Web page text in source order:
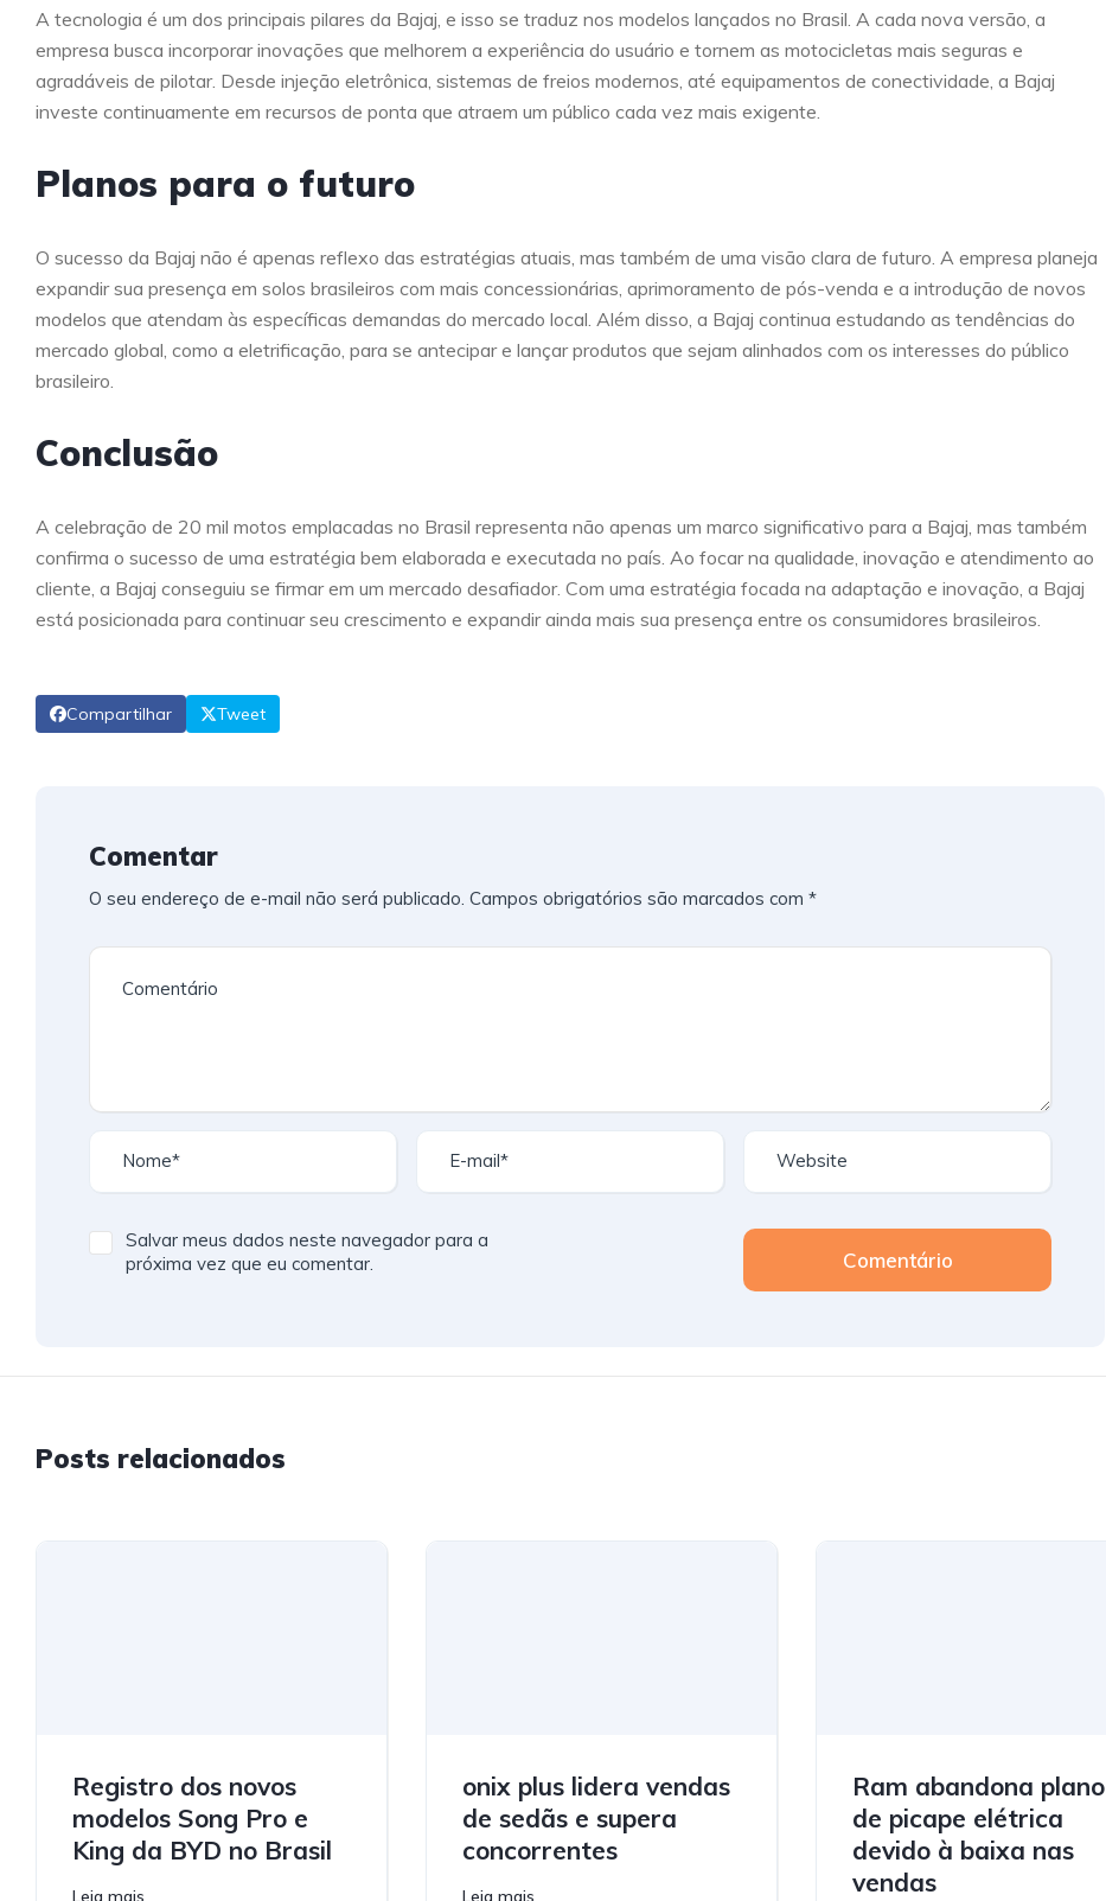
A tecnologia é um dos principais pilares da Bajaj, e isso se traduz nos modelos lançados no Brasil. A cada nova versão, a
empresa busca incorporar inovações que melhorem a experiência do usuário e tornem as motocicletas mais seguras e
agradáveis de pilotar. Desde injeção eletrônica, sistemas de freios modernos, até equipamentos de conectividade, a Bajaj
investe continuamente em recursos de ponta que atraem um público cada vez mais exigente.
Planos para o futuro
O sucesso da Bajaj não é apenas reflexo das estratégias atuais, mas também de uma visão clara de futuro. A empresa planeja
expandir sua presença em solos brasileiros com mais concessionárias, aprimoramento de pós-venda e a introdução de novos
modelos que atendam às específicas demandas do mercado local. Além disso, a Bajaj continua estudando as tendências do
mercado global, como a eletrificação, para se antecipar e lançar produtos que sejam alinhados com os interesses do público
brasileiro.
Conclusão
A celebração de 20 mil motos emplacadas no Brasil representa não apenas um marco significativo para a Bajaj, mas também
confirma o sucesso de uma estratégia bem elaborada e executada no país. Ao focar na qualidade, inovação e atendimento ao
cliente, a Bajaj conseguiu se firmar em um mercado desafiador. Com uma estratégia focada na adaptação e inovação, a Bajaj
está posicionada para continuar seu crescimento e expandir ainda mais sua presença entre os consumidores brasileiros.
Compartilhar Tweet
Comentar
O seu endereço de e-mail não será publicado. Campos obrigatórios são marcados com *
Salvar meus dados neste navegador para a
próxima vez que eu comentar.
Comentário
Posts relacionados
Registro dos novos
modelos Song Pro e
King da BYD no Brasil
onix plus lidera vendas
de sedãs e supera
concorrentes
Ram abandona plano
de picape elétrica
devido à baixa nas
vendas